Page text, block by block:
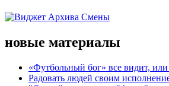
новые материалы
«Футбольный бог» все видит,
Радовать людей своим